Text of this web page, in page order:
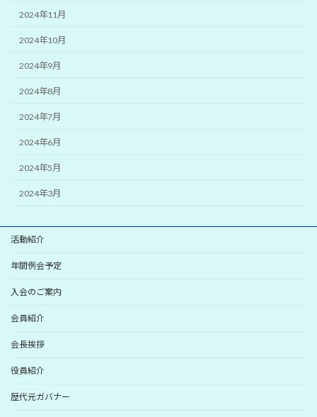
2024年11月
2024年10月
2024年9月
2024年8月
2024年7月
2024年6月
2024年5月
2024年3月
活動紹介
年間例会予定
入会のご案内
会員紹介
会長挨拶
役員紹介
歴代元ガバナー